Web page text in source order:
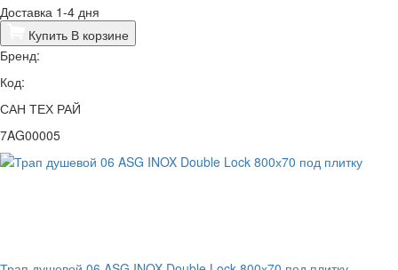
Доставка 1-4 дня
Купить В корзине
Бренд:
Код:
САН ТЕХ РАЙ
7AG00005